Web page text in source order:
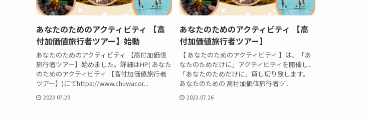
あなたのためのアクティビティ 【高
付加価値旅行者ツアー】始動
あなたのためのアクティビティ 【高付加価値
旅行者ツアー】始めました。詳細はHP( あなた
のためのアクティビティ 【高付加価値旅行者
ツアー】)にてhttps://www.chuwacor...
2023.07.29
あなたのためのアクティビティ 【高
付加価値旅行者ツアー】
【 あなたのためのアクティビティ 】は、「あ
なたのためだけに」アクティビティを開催し、
「あなたのためだけに」貸し切り致します。
あなたのための 高付加価値旅行者ツ...
2023.07.26